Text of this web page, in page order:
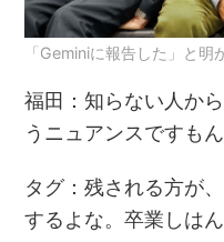
「Geminiに報告した」と明
福田：知らない人か
うニュアンスですもん
タグ：残される方が
するよな。卒業しはん